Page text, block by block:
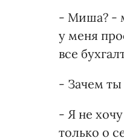
- Миша? -
у меня
все
- Зачем ты
- Я не
только о